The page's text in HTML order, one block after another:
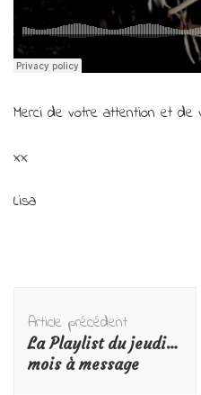
Merci de votre attention et de
xx
Lisa
d'article
Article précédent
La Playlist du jeudi…
mois à message